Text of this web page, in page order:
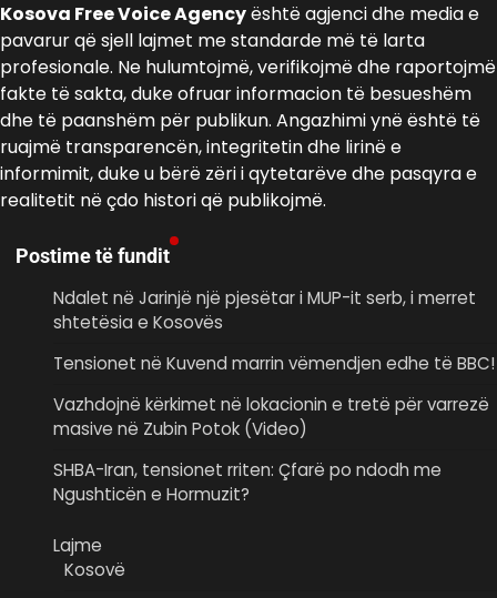
Kosova Free Voice Agencyështë agjenci dhe media e
pavarur që sjell lajmet me standarde më të larta
profesionale. Ne hulumtojmë, verifikojmë dhe raportojmë
fakte të sakta, duke ofruar informacion të besueshëm
dhe të paanshëm për publikun. Angazhimi ynë është të
ruajmë transparencën, integritetin dhe lirinë e
informimit, duke u bërë zëri i qytetarëve dhe pasqyra e
realitetit në çdo histori që publikojmë.
Postime të fundit
Ndalet në Jarinjë një pjesëtar i MUP-it serb, i merret
shtetësia e Kosovës
Tensionet në Kuvend marrin vëmendjen edhe të BBC!
Vazhdojnë kërkimet në lokacionin e tretë për varrezë
masive në Zubin Potok (Video)
SHBA-Iran, tensionet rriten: Çfarë po ndodh me
Ngushticën e Hormuzit?
Lajme
Kosovë